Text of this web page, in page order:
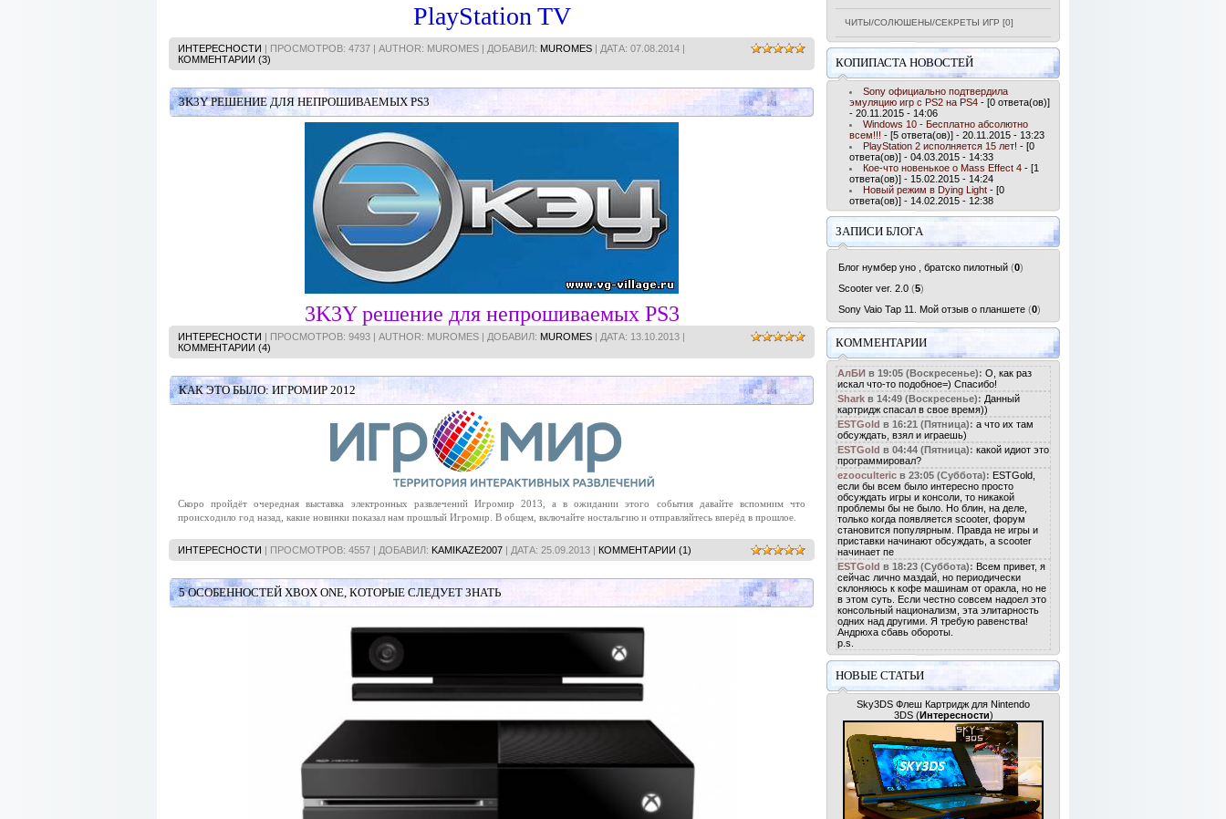
PlayStation TV
ИНТЕРЕСНОСТИ | ПРОСМОТРОВ: 4737 | AUTHOR: MUROMES | ДОБАВИЛ: MUROMES | ДАТА: 07.08.2014 |
КОММЕНТАРИИ (3)
3K3Y РЕШЕНИЕ ДЛЯ НЕПРОШИВАЕМЫХ PS3
3K3Y решение для непрошиваемых PS3
ИНТЕРЕСНОСТИ | ПРОСМОТРОВ: 9493 | AUTHOR: MUROMES | ДОБАВИЛ: MUROMES | ДАТА: 13.10.2013 |
КОММЕНТАРИИ (4)
КАК ЭТО БЫЛО: ИГРОМИР 2012
Скоро пройдёт очередная выставка электронных развлечений Игромир 2013, а в ожидании этого события давайте вспомним что
происходило год назад, какие новинки показал нам прошлый Игромир. В общем, включайте ностальгию и отправляйтесь вперёд в прошлое.
ИНТЕРЕСНОСТИ | ПРОСМОТРОВ: 4557 | ДОБАВИЛ: KAMIKAZE2007 | ДАТА: 25.09.2013 | КОММЕНТАРИИ (1)
5 ОСОБЕННОСТЕЙ XBOX ONE, КОТОРЫЕ СЛЕДУЕТ ЗНАТЬ
ЧИТЫ/СОЛЮШЕНЫ/СЕКРЕТЫ ИГР [0]
КОПИПАСТА НОВОСТЕЙ
Sony официально подтвердила
эмуляцию игр с PS2 на PS4 - [0 ответа(ов)]
- 20.11.2015 - 14:06
Windows 10 - Бесплатно абсолютно
всем!!! - [5 ответа(ов)] - 20.11.2015 - 13:23
PlayStation 2 исполняется 15 лет! - [0
ответа(ов)] - 04.03.2015 - 14:33
Кое-что новенькое о Mass Effect 4 - [1
ответа(ов)] - 15.02.2015 - 14:24
Новый режим в Dying Light - [0
ответа(ов)] - 14.02.2015 - 12:38
ЗАПИСИ БЛОГА
Блог нумбер уно , братско пилотный (0)
Scooter ver. 2.0 (5)
Sony Vaio Tap 11. Мой отзыв о планшете (0)
КОММЕНТАРИИ
АлБИ в 19:05 (Воскресенье): О, как раз
искал что-то подобное=) Спасибо!
Shark в 14:49 (Воскресенье): Данный
картридж спасал в свое время))
ESTGold в 16:21 (Пятница): а что их там
обсуждать, взял и играешь)
ESTGold в 04:44 (Пятница): какой идиот это
программировал?
ezooculteric в 23:05 (Суббота): ESTGold,
если бы всем было интересно просто
обсуждать игры и консоли, то никакой
проблемы бы не было. Но блин, на деле,
только когда появляется scooter, форум
становится популярным. Правда не игры и
приставки начинают обсуждать, а scooter
начинает пе
ESTGold в 18:23 (Суббота): Всем привет, я
сейчас лично маздай, но периодически
склоняюсь к кофе машинам от оракла, но не
в этом суть. Если честно совсем надоел это
консольный национализм, эта элитарность
одних над другими. Я требую равенства!
Андрюха сбавь обороты.
p.s.
НОВЫЕ СТАТЬИ
Sky3DS Флеш Картридж для Nintendo
3DS (Интересности)